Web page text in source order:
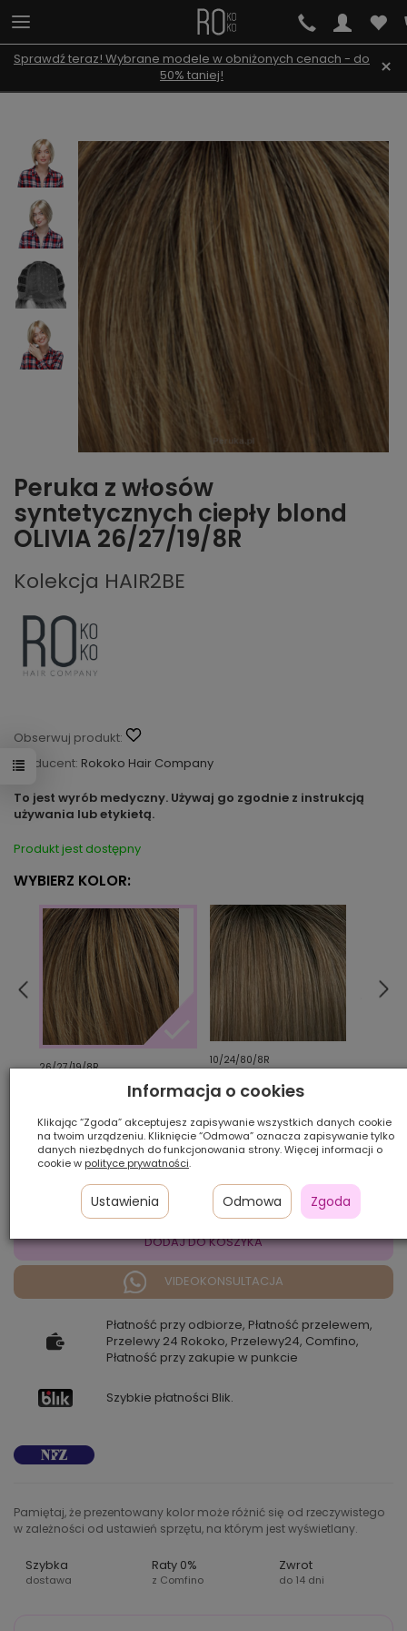
Sprawdź teraz! Wybrane modele w obniżonych cenach - do
50% taniej!
×
Peruka z włosów
syntetycznych ciepły blond
OLIVIA 26/27/19/8R
Kolekcja HAIR2BE
Obserwuj produkt:
Producent: Rokoko Hair Company
To jest wyrób medyczny. Używaj go zgodnie z instrukcją
używania lub etykietą.
Produkt jest dostępny
WYBIERZ KOLOR:
26/27/19/8R
10/24/80/8R
Ilość szt.:
DODAJ DO KOSZYKA
VIDEOKONSULTACJA
Płatność przy odbiorze, Płatność przelewem,
Przelewy 24 Rokoko, Przelewy24, Comfino,
Płatność przy zakupie w punkcie
Szybkie płatności Blik.
Pamiętaj, że prezentowany kolor może różnić się od rzeczywistego
w zależności od ustawień sprzętu, na którym jest wyświetlany.
Szybka
dostawa
Raty 0%
z Comfino
Zwrot
do 14 dni
Informacja o cookies
Klikając “Zgoda” akceptujesz zapisywanie wszystkich danych cookie
na twoim urządzeniu. Kliknięcie “Odmowa” oznacza zapisywanie tylko
danych niezbędnych do funkcjonowania strony. Więcej informacji o
cookie w polityce prywatności.
Ustawienia Odmowa Zgoda